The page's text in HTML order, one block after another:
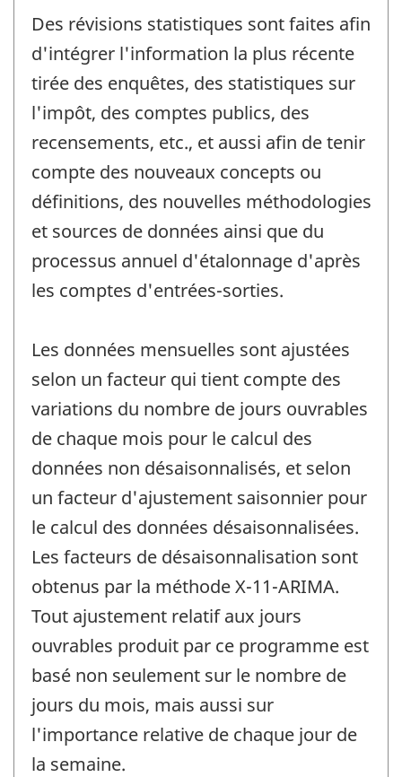
Des révisions statistiques sont faites afin
d'intégrer l'information la plus récente
tirée des enquêtes, des statistiques sur
l'impôt, des comptes publics, des
recensements, etc., et aussi afin de tenir
compte des nouveaux concepts ou
définitions, des nouvelles méthodologies
et sources de données ainsi que du
processus annuel d'étalonnage d'après
les comptes d'entrées-sorties.
Les données mensuelles sont ajustées
selon un facteur qui tient compte des
variations du nombre de jours ouvrables
de chaque mois pour le calcul des
données non désaisonnalisés, et selon
un facteur d'ajustement saisonnier pour
le calcul des données désaisonnalisées.
Les facteurs de désaisonnalisation sont
obtenus par la méthode X-11-ARIMA.
Tout ajustement relatif aux jours
ouvrables produit par ce programme est
basé non seulement sur le nombre de
jours du mois, mais aussi sur
l'importance relative de chaque jour de
la semaine.